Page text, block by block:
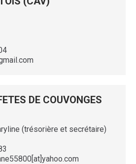
DE COUVONGES
(trésorière et secrétaire)